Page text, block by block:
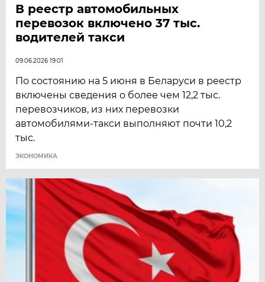
В реестр автомобильных
перевозок включено 37 тыс.
водителей такси
09.06.2026 19:01
По состоянию на 5 июня в Беларуси в реестр
включены сведения о более чем 12,2 тыс.
перевозчиков, из них перевозки
автомобилями-такси выполняют почти 10,2
тыс.
ЭКОНОМИКА